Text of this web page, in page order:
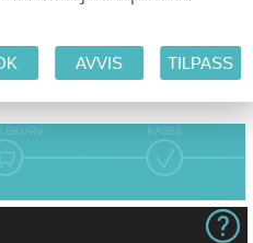
LINER
KASSE
AVVIS TILPASS